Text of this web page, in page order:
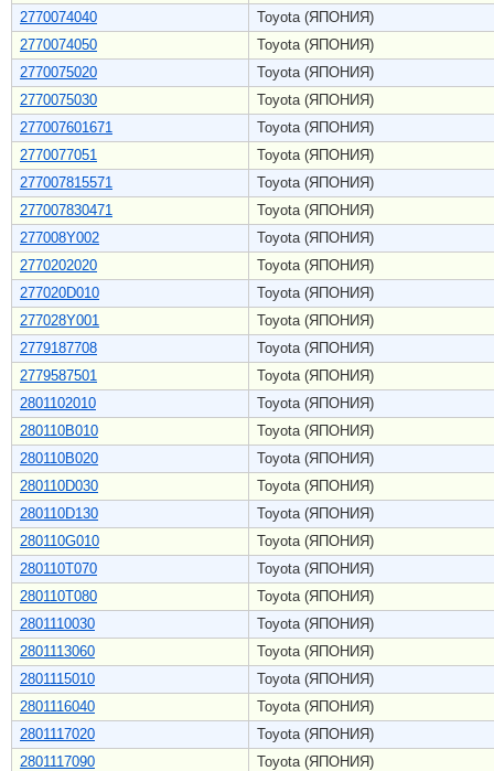
2770074040
Toyota (ЯПОНИЯ)
2770074050
Toyota (ЯПОНИЯ)
2770075020
Toyota (ЯПОНИЯ)
2770075030
Toyota (ЯПОНИЯ)
277007601671
Toyota (ЯПОНИЯ)
2770077051
Toyota (ЯПОНИЯ)
277007815571
Toyota (ЯПОНИЯ)
277007830471
Toyota (ЯПОНИЯ)
277008Y002
Toyota (ЯПОНИЯ)
2770202020
Toyota (ЯПОНИЯ)
277020D010
Toyota (ЯПОНИЯ)
277028Y001
Toyota (ЯПОНИЯ)
2779187708
Toyota (ЯПОНИЯ)
2779587501
Toyota (ЯПОНИЯ)
2801102010
Toyota (ЯПОНИЯ)
280110B010
Toyota (ЯПОНИЯ)
280110B020
Toyota (ЯПОНИЯ)
280110D030
Toyota (ЯПОНИЯ)
280110D130
Toyota (ЯПОНИЯ)
280110G010
Toyota (ЯПОНИЯ)
280110T070
Toyota (ЯПОНИЯ)
280110T080
Toyota (ЯПОНИЯ)
2801110030
Toyota (ЯПОНИЯ)
2801113060
Toyota (ЯПОНИЯ)
2801115010
Toyota (ЯПОНИЯ)
2801116040
Toyota (ЯПОНИЯ)
2801117020
Toyota (ЯПОНИЯ)
2801117090
Toyota (ЯПОНИЯ)